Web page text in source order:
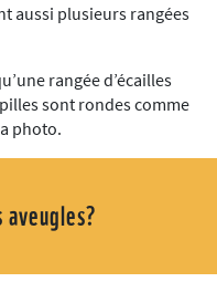
aussi plusieurs rangées
rangée d’écailles
sont rondes comme
photo.